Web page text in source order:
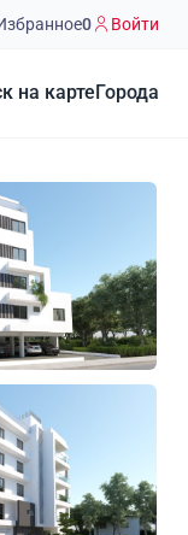
0 Войти
на карте Города